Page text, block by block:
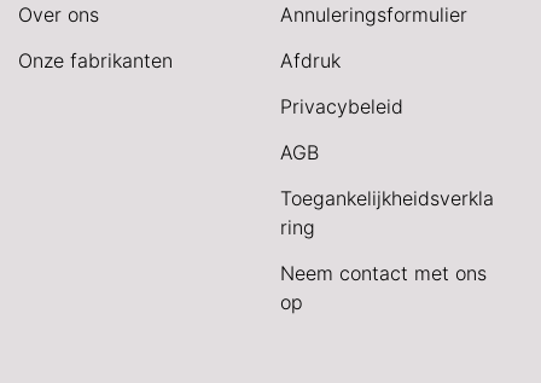
Over ons
Onze fabrikanten
Annuleringsformulier
Afdruk
Privacybeleid
AGB
Toegankelijkheidsverkla
ring
Neem contact met ons
op